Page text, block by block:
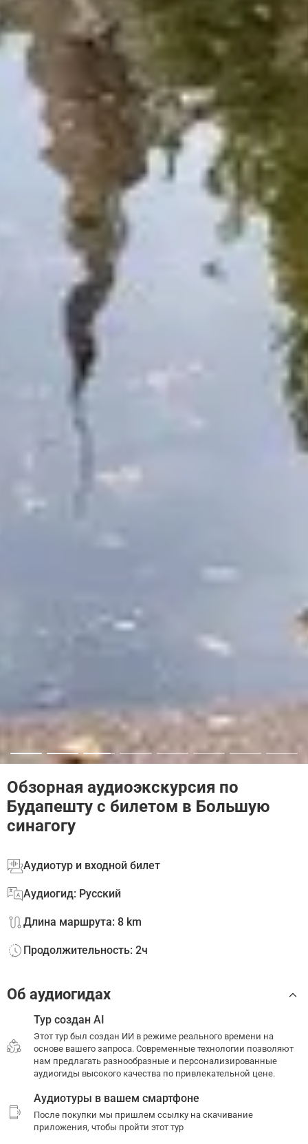
Обзорная аудиоэкскурсия по
Будапешту с билетом в Большую
синагогу
Аудиотур и входной билет
Аудиогид: Русский
Длина маршрута: 8 km
Продолжительность: 2ч
Об аудиогидах
Тур создан AI
Этот тур был создан ИИ в режиме реального времени на
основе вашего запроса. Современные технологии позволяют
нам предлагать разнообразные и персонализированные
аудиогиды высокого качества по привлекательной цене.
Аудиотуры в вашем смартфоне
После покупки мы пришлем ссылку на скачивание
приложения, чтобы пройти этот тур